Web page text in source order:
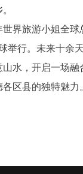
界旅游小姐全球
举行。未来十余
水，开启一场
区县的独特魅力